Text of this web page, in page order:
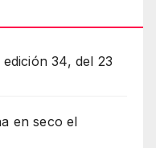
34, del 23
en seco el